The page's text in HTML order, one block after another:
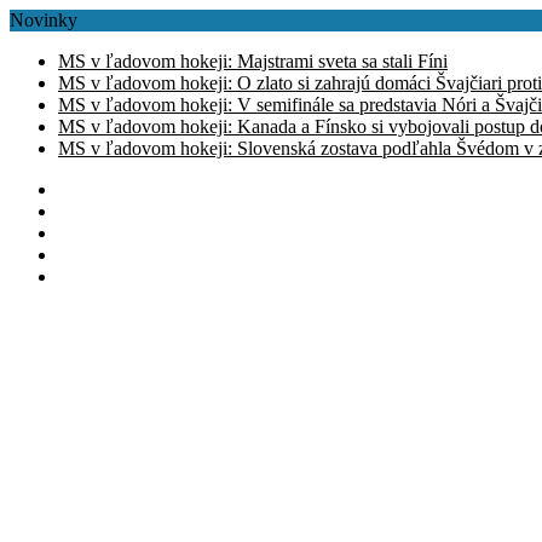
Novinky
MS v ľadovom hokeji: Majstrami sveta sa stali Fíni
MS v ľadovom hokeji: O zlato si zahrajú domáci Švajčiari
MS v ľadovom hokeji: V semifinále sa predstavia Nóri a
MS v ľadovom hokeji: Kanada a Fínsko si vybojovali postup
MS v ľadovom hokeji: Slovenská zostava podľahla Švédom v